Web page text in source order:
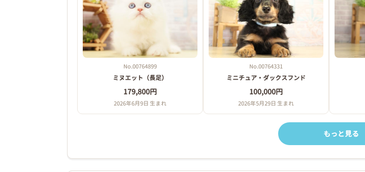
No.00764899
ミヌエット（長足）
179,800円
2026年6月9日 生まれ
No.00764331
ミニチュア・ダックスフンド
100,000円
2026年5月29日 生まれ
もっと見る